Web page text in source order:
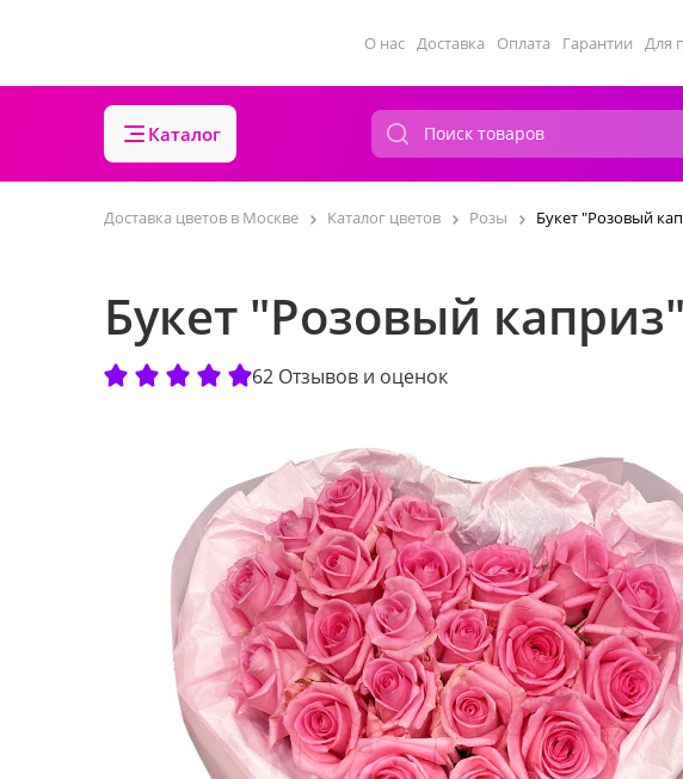
О нас Доставка Оплата Гарантии Для
Каталог
Доставка цветов в Москве Каталог цветов Розы Букет "Розовый
Букет "Розовый каприз"
62 Отзывов и оценок